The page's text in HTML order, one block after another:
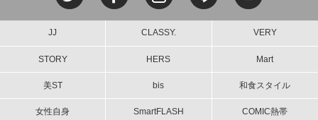
JJ CLASSY. VERY
STORY HERS Mart
美ST bis 和食スタイル
女性自身 SmartFLASH COMIC熱帯